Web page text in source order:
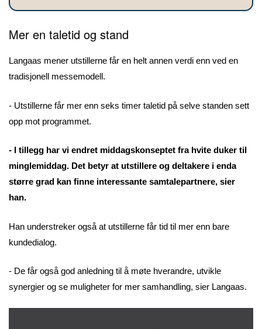
Mer en taletid og stand
Langaas mener utstillerne får en helt annen verdi enn ved en
tradisjonell messemodell.
- Utstillerne får mer enn seks timer taletid på selve standen sett
opp mot programmet.
- I tillegg har vi endret middagskonseptet fra hvite duker til
minglemiddag. Det betyr at utstillere og deltakere i enda
større grad kan finne interessante samtalepartnere, sier
han.
Han understreker også at utstillerne får tid til mer enn bare
kundedialog.
- De får også god anledning til å møte hverandre, utvikle
synergier og se muligheter for mer samhandling, sier Langaas.